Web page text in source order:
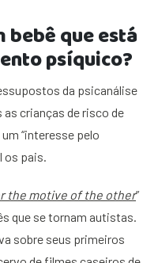
bebê que está
psíquico?
da psicanálise
crianças de risco de
“interesse pelo
os pais.
the motive of the other”
que se tornam autistas.
sobre seus primeiros